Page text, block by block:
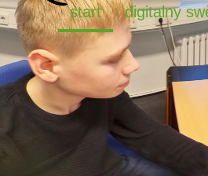
start digitalny